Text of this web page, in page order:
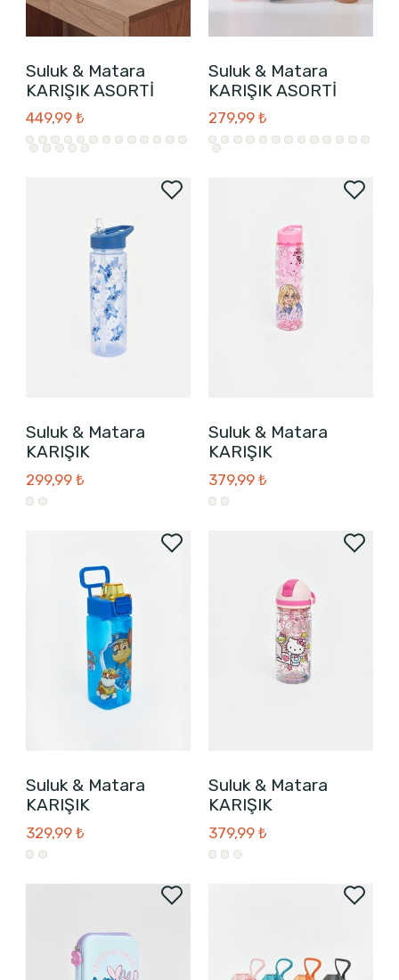
Suluk & Matara
KARIŞIK ASORTİ
449,99 ₺
Suluk & Matara
KARIŞIK ASORTİ
279,99 ₺
Suluk & Matara
KARIŞIK
299,99 ₺
Suluk & Matara
KARIŞIK
379,99 ₺
Suluk & Matara
KARIŞIK
329,99 ₺
Suluk & Matara
KARIŞIK
379,99 ₺